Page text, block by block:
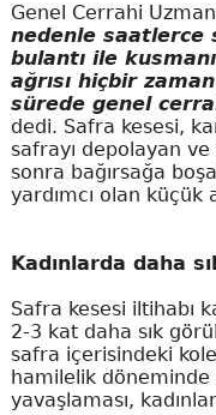
Genel Cerrahi
nedenle saatlerce
bulantı ile
ağrısı hiçbir
sürede genel
dedi. Safra kesesi,
safrayı depolayan
sonra bağırsağa
yardımcı olan
Kadınlarda daha
Safra kesesi iltihabı
2-3 kat daha sık
safra içerisindeki
hamilelik
yavaşlaması,